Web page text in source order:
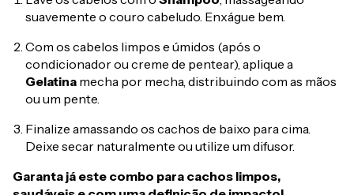
suavemente o couro cabeludo. Enxágue bem.
Com os cabelos limpos e úmidos (após o
condicionador ou creme de pentear), aplique a
Gelatina mecha por mecha, distribuindo com as mãos
ou um pente.
Finalize amassando os cachos de baixo para cima.
Deixe secar naturalmente ou utilize um difusor.
Garanta já este combo para cachos limpos,